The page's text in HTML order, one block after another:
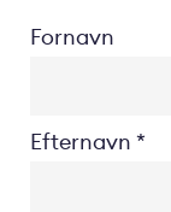
Fornavn
Efternavn